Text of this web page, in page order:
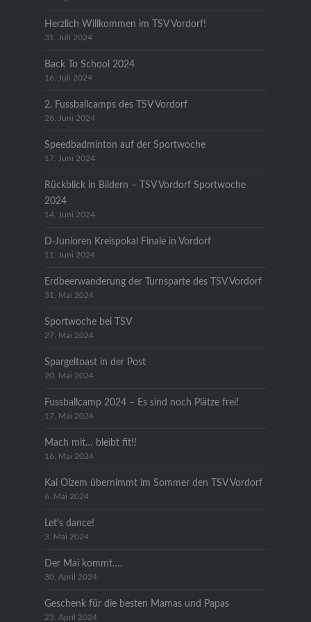
Herzlich Willkommen im TSV Vordorf!
31. Juli 2024
Back To School 2024
16. Juli 2024
2. Fussballcamps des TSV Vordorf
26. Juni 2024
Speedbadminton auf der Sportwoche
17. Juni 2024
Rückblick in Bildern – TSV Vordorf Sportwoche
2024
14. Juni 2024
D-Junioren Kreispokal Finale in Vordorf
11. Juni 2024
Erdbeerwanderung der Turnsparte des TSV Vordorf
31. Mai 2024
Sportwoche bei TSV
27. Mai 2024
Spargeltoast in der Post
20. Mai 2024
Fussballcamp 2024 – Es sind noch Plätze frei!
17. Mai 2024
Mach mit… bleibt fit!!
16. Mai 2024
Kai Olzem übernimmt im Sommer den TSV Vordorf
6. Mai 2024
Let’s dance!
3. Mai 2024
Der Mai kommt….
30. April 2024
Geschenk für die besten Mamas und Papas
23. April 2024